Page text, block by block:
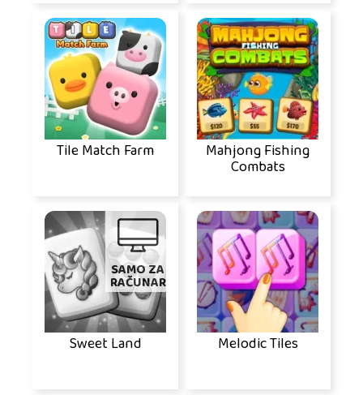
Tile Match Farm Mahjong Fishing
Combats
Sweet Land
SAMO ZA
RAČUNAR
Melodic Tiles